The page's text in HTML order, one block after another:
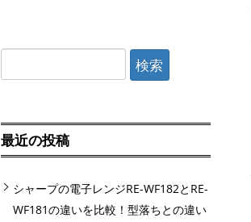
索:
最近の投稿
シャープの電子レンジRE-WF182とRE-
WF181の違いを比較！型落ちとの違い